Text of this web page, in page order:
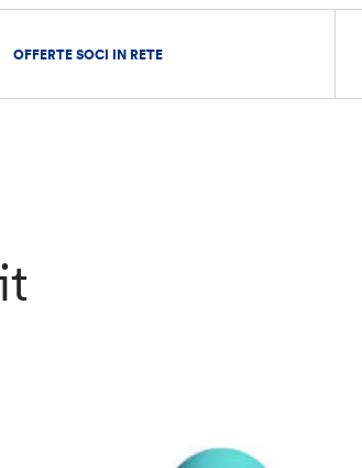
OFFERTE SOCI IN RETE